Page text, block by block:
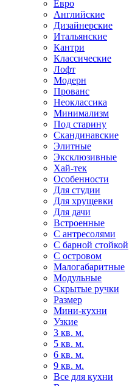
Евро
Английские
Дизайнерские
Итальянские
Кантри
Классические
Лофт
Модерн
Прованс
Неоклассика
Минимализм
Под старину
Скандинавские
Элитные
Эксклюзивные
Хай-тек
Особенности
Для студии
Для хрущевки
Для дачи
Встроенные
С антресолями
С барной стойкой
С островом
Малогабаритные
Модульные
Скрытые ручки
Размер
Мини-кухни
Узкие
3 кв. м.
5 кв. м.
6 кв. м.
9 кв. м.
Все для кухни